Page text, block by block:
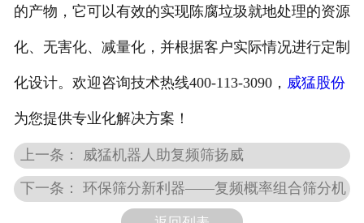
的产物，它可以有效的实现陈腐垃圾就地处理的资源
化、无害化、减量化，并根据客户实际情况进行定制
化设计。欢迎咨询技术热线400-113-3090， 威猛股份
为您提供专业化解决方案！
上一条： 威猛机器人助复频筛扬威
下一条： 环保筛分新利器——复频概率组合筛分机